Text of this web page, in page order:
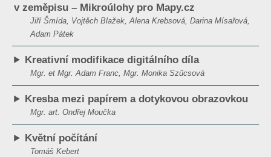
v zeměpisu – Mikroúlohy pro Mapy.cz
Jiří Šmída, Vojtěch Blažek, Alena Krebsová, Darina Mísařová,
Adam Pátek
Kreativní modifikace digitálního díla
Mgr. et Mgr. Adam Franc, Mgr. Monika Szűcsová
Kresba mezi papírem a dotykovou obrazovkou
Mgr. art. Ondřej Moučka
Květní počítání
Tomáš Kebert